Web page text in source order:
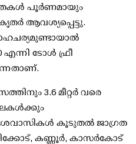
പൂര്‍ണമായും
ആവശ്യപ്പെട്ടു.
എന്നി ടോള്‍ ഫ്രീ
3.6 മീറ്റര്‍ വരെ
കൂടുതല്‍ ജാഗ്രത
കണ്ണൂര്‍, കാസര്‍കോട്